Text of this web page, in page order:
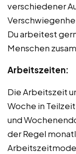
verschiedener
Du arbeitest
Menschen
Arbeitszeiten:
Die Arbeitszeit
Woche in
und
der Regel